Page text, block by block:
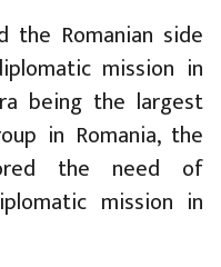
the Romanian side
mission in
being the largest
in Romania, the
the need of
mission in